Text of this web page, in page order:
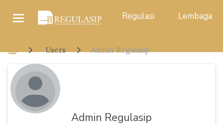
Regulasi Lembaga
Users Admin Regulasip
Admin Regulasip